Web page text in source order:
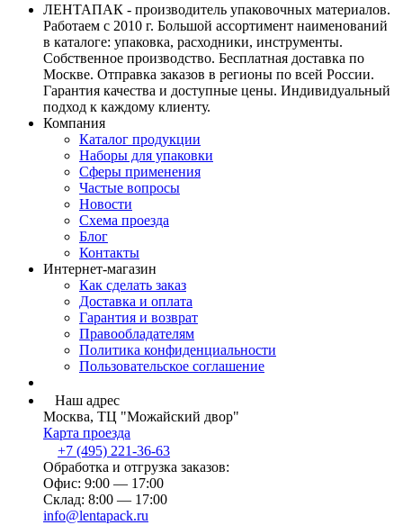
ЛЕНТАПАК - производитель упаковочных материалов.
Работаем с 2010 г. Большой ассортимент наименований
в каталоге: упаковка, расходники, инструменты.
Собственное производство. Бесплатная доставка по
Москве. Отправка заказов в регионы по всей России.
Гарантия качества и доступные цены. Индивидуальный
подход к каждому клиенту.
Компания
Каталог продукции
Наборы для упаковки
Сферы применения
Частые вопросы
Новости
Схема проезда
Блог
Контакты
Интернет-магазин
Как сделать заказ
Доставка и оплата
Гарантия и возврат
Правообладателям
Политика конфиденциальности
Пользовательское соглашение
Наш адрес
Москва, ТЦ "Можайский двор"
Карта проезда
+7 (495) 221-36-63
Обработка и отгрузка заказов:
Офис: 9:00 — 17:00
Склад: 8:00 — 17:00
info@lentapack.ru